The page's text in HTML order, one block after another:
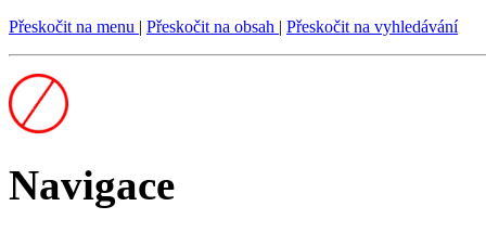
Přeskočit na menu | Přeskočit na obsah | Přeskočit na vyhledávání
Navigace